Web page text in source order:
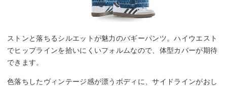
ストンと落ちるシルエットが魅力のバギーパンツ。ハイウエスト
でヒップラインを拾いにくいフォルムなので、体型カバーが期待
できます。
色落ちしたヴィンテージ感が漂うボディに、サイドラインがおし